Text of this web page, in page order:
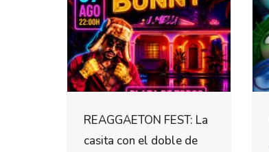
REAGGAETON FEST: La
casita con el doble de